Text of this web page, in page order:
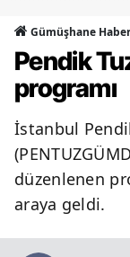
Gümüşhane
Pendik
programı
İstanbul
düzenlenen
araya geldi.